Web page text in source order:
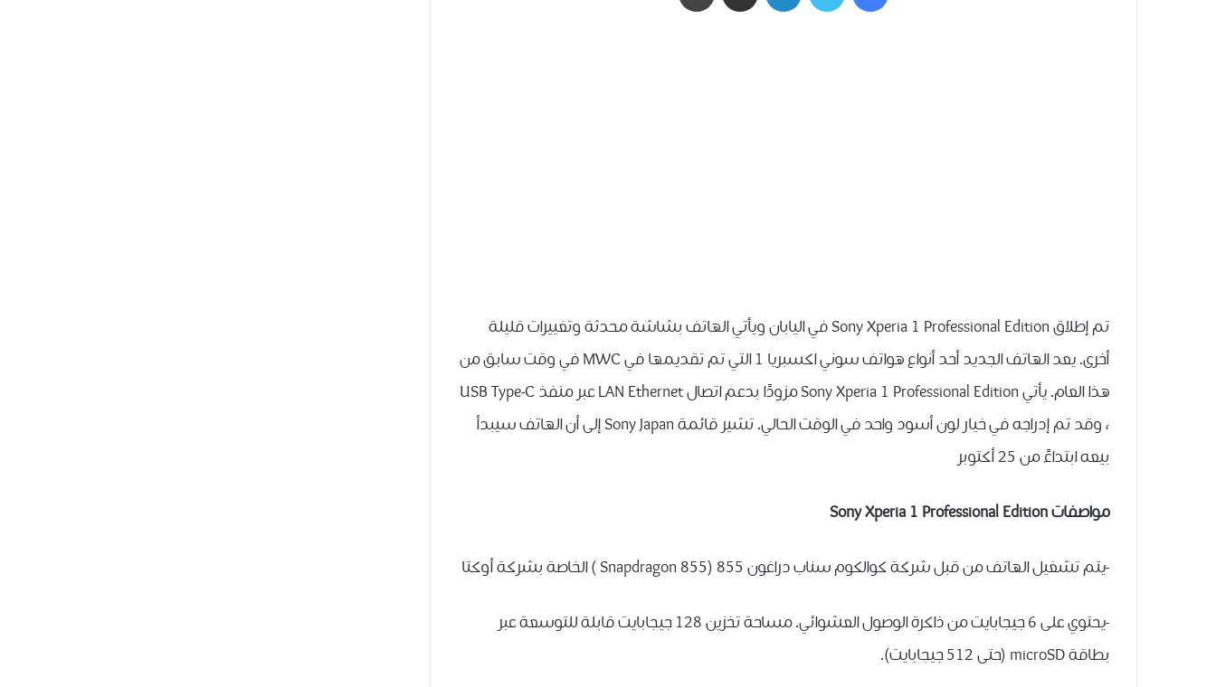
تم إطلاق Sony Xperia 1 Professional Edition في اليابان ويأتي الهاتف بشاشة محدثة وتغييرات قليلة
أخرى. يعد الهاتف الجديد أحد أنواع هواتف سوني اكسبريا 1 التي تم تقديمها في MWC في وقت سابق من
هذا العام. يأتي Sony Xperia 1 Professional Edition مزودًا بدعم اتصال LAN Ethernet عبر منفذ USB Type-C
، وقد تم إدراجه في خيار لون أسود واحد في الوقت الحالي. تشير قائمة Sony Japan إلى أن الهاتف سيبدأ
بيعه ابتداءً من 25 أكتوبر
مواصفات Sony Xperia 1 Professional Edition
-يتم تشغيل الهاتف من قبل شركة كوالكوم سناب دراغون 855 (Snapdragon 855 ) الخاصة بشركة أوكتا
-يحتوي على 6 جيجابايت من ذاكرة الوصول العشوائي. مساحة تخزين 128 جيجابايت قابلة للتوسعة عبر
بطاقة microSD (حتى 512 جيجابايت).